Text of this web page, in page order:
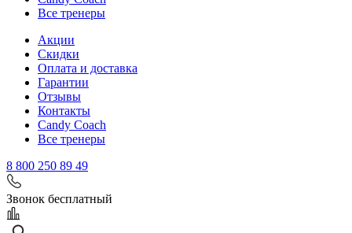
Все тренеры
Акции
Скидки
Оплата и доставка
Гарантии
Отзывы
Контакты
Candy Coach
Все тренеры
8 800 250 89 49
Звонок бесплатный